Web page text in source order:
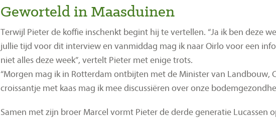
Geworteld in Maasduinen
Terwijl Pieter de koffie inschenkt begint hij te vertellen. “Ja ik ben deze
jullie tijd voor dit interview en vanmiddag mag ik naar Oirlo voor een
niet alles deze week”, vertelt Pieter met enige trots.
“Morgen mag ik in Rotterdam ontbijten met de Minister van Landbouw,
croissantje met kaas mag ik mee discussiëren over onze
Samen met zijn broer Marcel vormt Pieter de derde generatie Lucassen